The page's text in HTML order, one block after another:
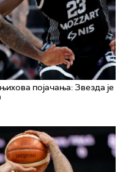
појачања: Звезда је